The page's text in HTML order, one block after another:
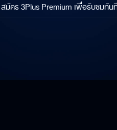
สมัคร 3Plus Premium เพื่อรับชมทัน